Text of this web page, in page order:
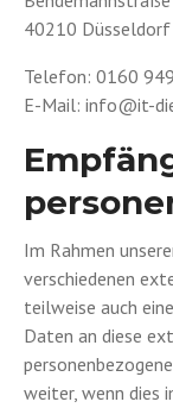
40210 Düsseldorf
Telefon: 0160
E-Mail: info@it-
Im Rahmen
verschiedenen
teilweise auch
Daten an diese
weiter, wenn dies